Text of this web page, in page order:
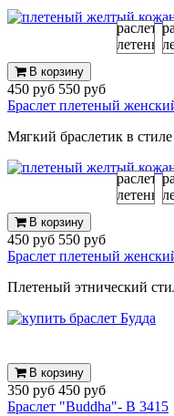
В корзину
450 руб 550 руб
Браслет плетеный
Мягкий браслетик в
В корзину
450 руб 550 руб
Браслет плетеный
Плетеный этнический
В корзину
350 руб 450 руб
Браслет "Buddha"- B 3415